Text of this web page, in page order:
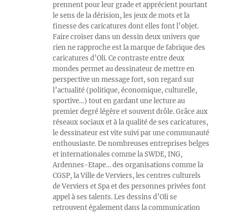
prennent pour leur grade et apprécient pourtant
le sens de la dérision, les jeux de mots et la
finesse des caricatures dont elles font l’objet.
Faire croiser dans un dessin deux univers que
rien ne rapproche est la marque de fabrique des
caricatures d’Oli. Ce contraste entre deux
mondes permet au dessinateur de mettre en
perspective un message fort, son regard sur
l’actualité (politique, économique, culturelle,
sportive…) tout en gardant une lecture au
premier degré légère et souvent drôle. Grâce aux
réseaux sociaux et à la qualité de ses caricatures,
le dessinateur est vite suivi par une communauté
enthousiaste. De nombreuses entreprises belges
et internationales comme la SWDE, ING,
Ardennes-Etape… des organisations comme la
CGSP, la Ville de Verviers, les centres culturels
de Verviers et Spa et des personnes privées font
appel à ses talents. Les dessins d’Oli se
retrouvent également dans la communication